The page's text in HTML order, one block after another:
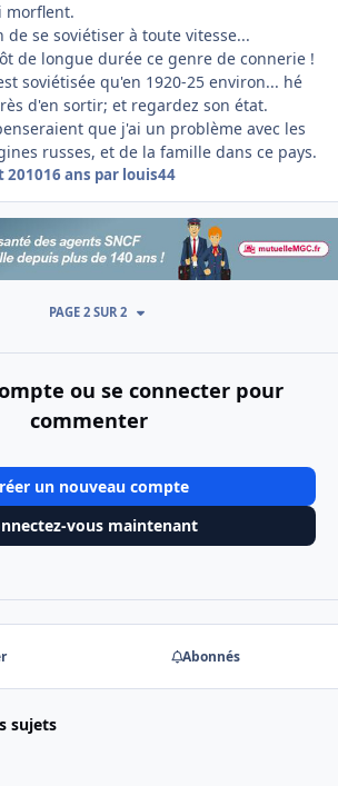
morflent.
de se soviétiser à toute vitesse...
de longue durée ce genre de connerie !
soviétisée qu'en 1920-25 environ... hé
d'en sortir; et regardez son état.
que j'ai un problème avec les
russes, et de la famille dans ce pays.
201016 ans par louis44
PAGE 2 SUR 2
ou se connecter pour
commenter
un nouveau compte
vous maintenant
Abonnés
sujets